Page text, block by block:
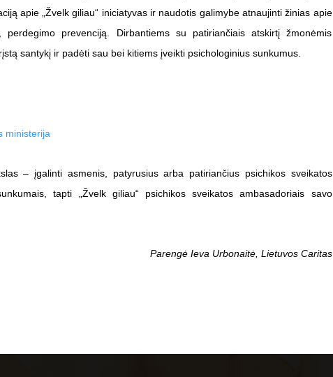
apie „Žvelk giliau“ iniciatyvas ir naudotis galimybe atnaujinti žinias apie
prevenciją. Dirbantiems su patiriančiais atskirtį žmonėmis
santykį ir padėti sau bei kitiems įveikti psichologinius sunkumus.
ministerija
– įgalinti asmenis, patyrusius arba patiriančius psichikos sveikatos
tapti „Žvelk giliau“ psichikos sveikatos ambasadoriais savo
Parengė Ieva Urbonaitė, Lietuvos Caritas